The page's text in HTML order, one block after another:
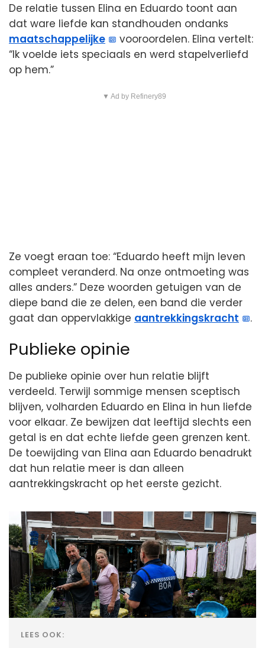
De relatie tussen Elina en Eduardo toont aan
dat ware liefde kan standhouden ondanks
maatschappelijke
vooroordelen. Elina vertelt:
“Ik voelde iets speciaals en werd stapelverliefd
op hem.”
▼ Ad by Refinery89
Ze voegt eraan toe: “Eduardo heeft mijn leven
compleet veranderd. Na onze ontmoeting was
alles anders.” Deze woorden getuigen van de
diepe band die ze delen, een band die verder
gaat dan oppervlakkige aantrekkingskracht .
Publieke opinie
De publieke opinie over hun relatie blijft
verdeeld. Terwijl sommige mensen sceptisch
blijven, volharden Eduardo en Elina in hun liefde
voor elkaar. Ze bewijzen dat leeftijd slechts een
getal is en dat echte liefde geen grenzen kent.
De toewijding van Elina aan Eduardo benadrukt
dat hun relatie meer is dan alleen
aantrekkingskracht op het eerste gezicht.
LEES OOK: